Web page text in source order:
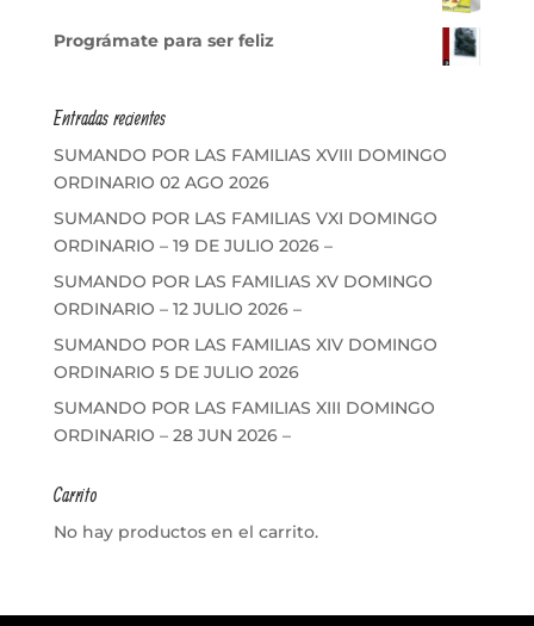
Prográmate para ser feliz
Entradas recientes
SUMANDO POR LAS FAMILIAS XVIII DOMINGO
ORDINARIO 02 AGO 2026
SUMANDO POR LAS FAMILIAS VXI DOMINGO
ORDINARIO – 19 DE JULIO 2026 –
SUMANDO POR LAS FAMILIAS XV DOMINGO
ORDINARIO – 12 JULIO 2026 –
SUMANDO POR LAS FAMILIAS XIV DOMINGO
ORDINARIO 5 DE JULIO 2026
SUMANDO POR LAS FAMILIAS XIII DOMINGO
ORDINARIO – 28 JUN 2026 –
Carrito
No hay productos en el carrito.